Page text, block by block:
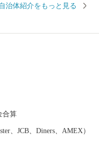
いただきます。 ■□
自治体紹介をもっと見る
合算
、JCB、Diners、AMEX）